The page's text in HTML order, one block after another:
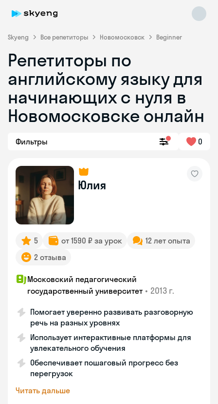
Skyeng Все репетиторы Новомосковск Beginner
Репетиторы по
английскому языку для
начинающих с нуля в
Новомосковске онлайн
Фильтры 0
Юлия
5 от 1590 ₽ за урок
12 лет опыта
2 отзыва
Московский педагогический
государственный университет • 2013 г.
Помогает уверенно развивать разговорную
речь на разных уровнях
Использует интерактивные платформы для
увлекательного обучения
Обеспечивает пошаговый прогресс без
перегрузок
Читать дальше